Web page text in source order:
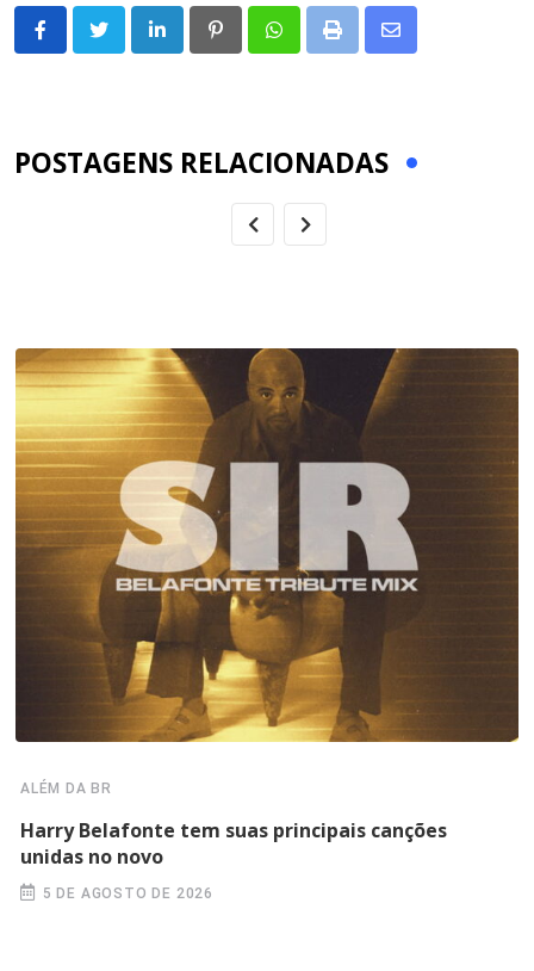
LinkedIn PinterestWhatsappPrint
Share
POSTAGENS RELACIONADAS
ALÉM DA BR
Harry Belafonte tem suas principais canções
unidas no novo
5 DE AGOSTO DE 2026